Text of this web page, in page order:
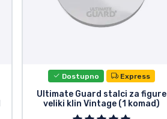
Dostupno Express
Ultimate Guard stalci za figure
veliki klin Vintage (1 komad)